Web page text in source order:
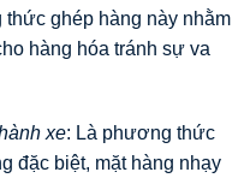
ghép hàng này nhằm
hàng hóa tránh sự va
xe: Là phương thức
đặc biệt, mặt hàng nhạy